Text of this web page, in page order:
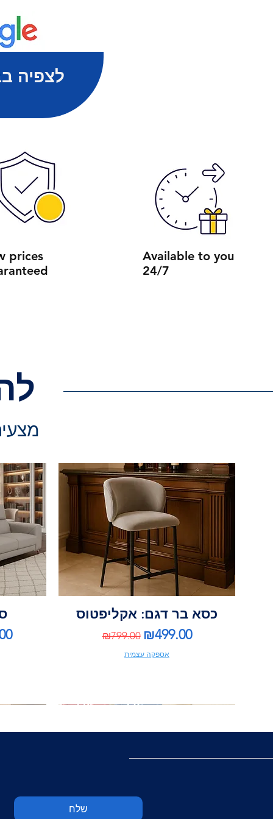
לצפיה
prices
Available to you
24/7
כסא בר דגם: אקליפטוס
Regular Price
₪799.00 Sale Price
₪499.00
אספקה עצמית
שלח